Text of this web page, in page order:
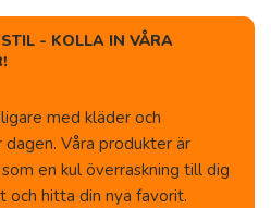
- KOLLA IN VÅRA
med kläder och
Våra produkter är
en kul överraskning till dig
och hitta din nya favorit.